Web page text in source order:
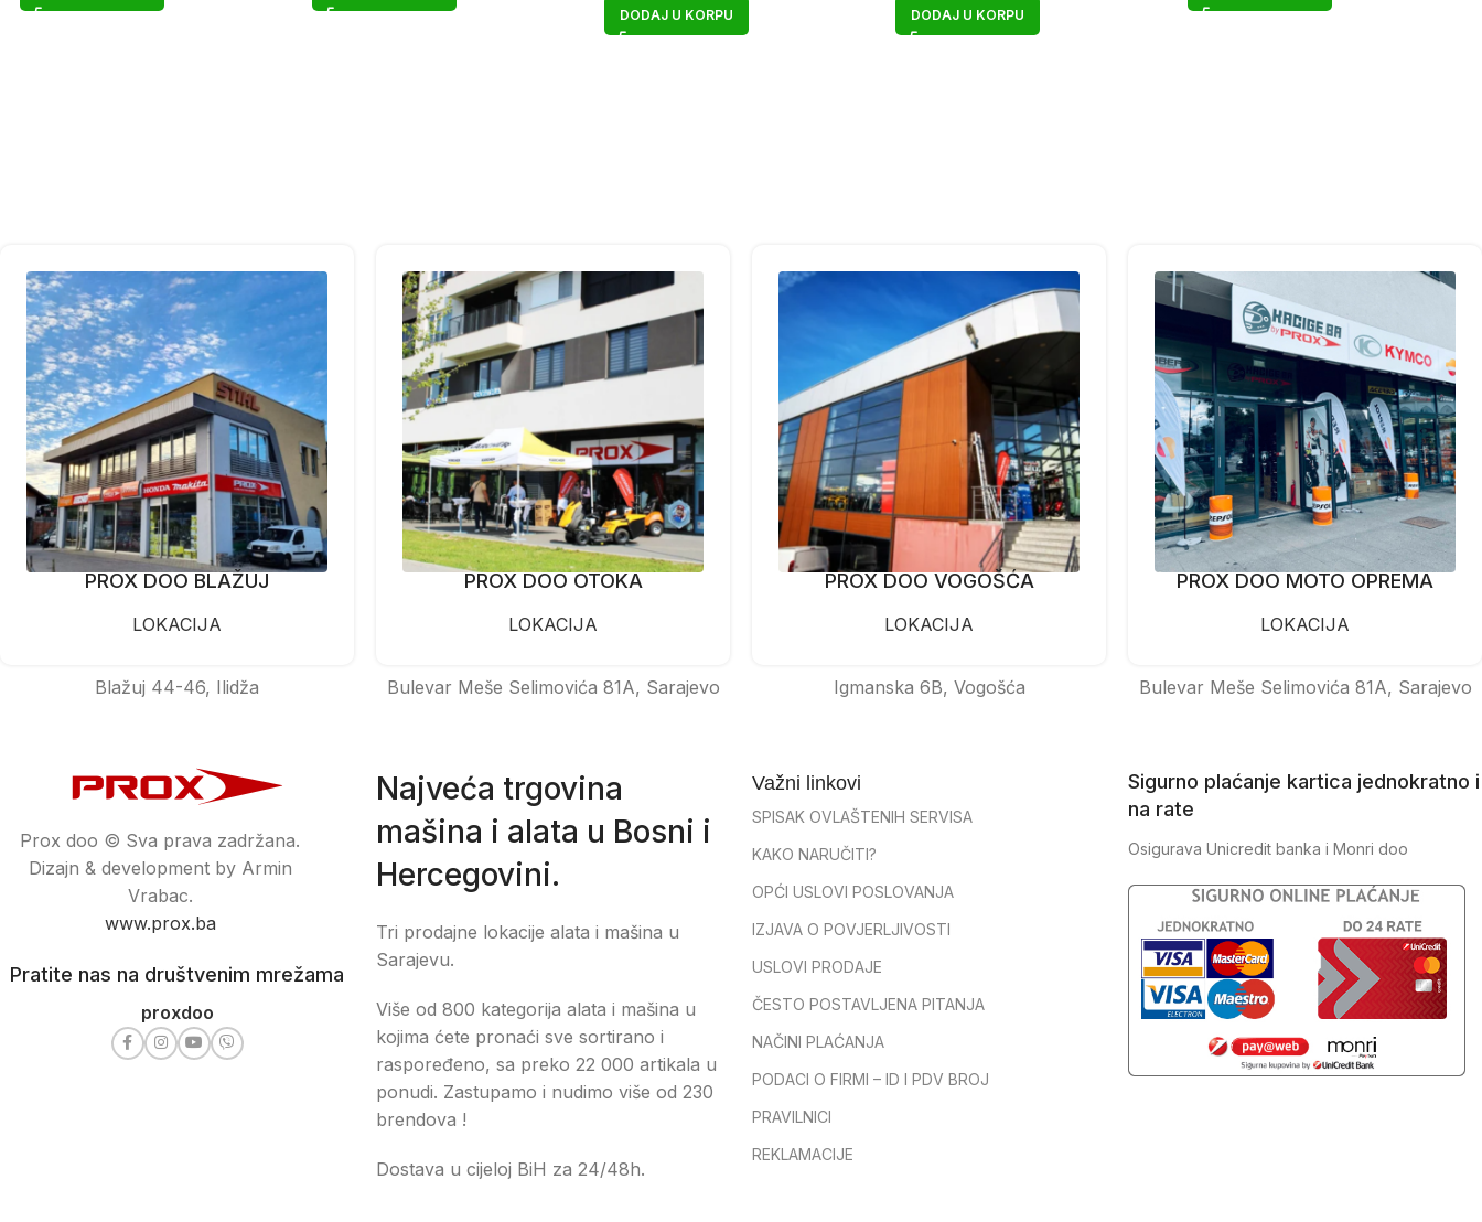
DODAJ U KORPU DODAJ U KORPU
PROX DOO BLAŽUJ
LOKACIJA
Blažuj 44-46, Ilidža
PROX DOO OTOKA
LOKACIJA
Bulevar Meše Selimovića 81A, Sarajevo
PROX DOO VOGOŠĆA
LOKACIJA
Igmanska 6B, Vogošća
PROX DOO MOTO OPREMA
LOKACIJA
Bulevar Meše Selimovića 81A, Sarajevo
Prox doo © Sva prava zadržana.
Dizajn & development by Armin
Vrabac.
www.prox.ba
Pratite nas na društvenim mrežama
proxdoo
Najveća trgovina
mašina i alata u Bosni i
Hercegovini.
Tri prodajne lokacije alata i mašina u
Sarajevu.
Više od 800 kategorija alata i mašina u
kojima ćete pronaći sve sortirano i
raspoređeno, sa preko 22 000 artikala u
ponudi. Zastupamo i nudimo više od 230
brendova !
Dostava u cijeloj BiH za 24/48h.
Važni linkovi
SPISAK OVLAŠTENIH SERVISA
KAKO NARUČITI?
OPĆI USLOVI POSLOVANJA
IZJAVA O POVJERLJIVOSTI
USLOVI PRODAJE
ČESTO POSTAVLJENA PITANJA
NAČINI PLAĆANJA
PODACI O FIRMI – ID I PDV BROJ
PRAVILNICI
REKLAMACIJE
Sigurno plaćanje kartica jednokratno i
na rate
Osigurava Unicredit banka i Monri doo